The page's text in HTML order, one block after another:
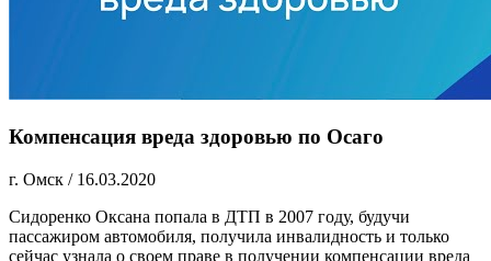
Компенсация вреда здоровью по Осаго
г. Омск / 16.03.2020
Сидоренко Оксана попала в ДТП в 2007 году, будучи
пассажиром автомобиля, получила инвалидность и только
сейчас узнала о своем праве в получении компенсации вреда